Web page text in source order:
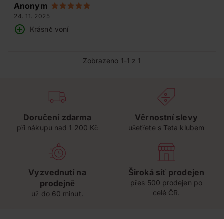
Anonym
24. 11. 2025
Krásně voní
Zobrazeno 1-1 z 1
Doručení zdarma
při nákupu nad 1 200 Kč
Věrnostní slevy
ušetřete s Teta klubem
Vyzvednutí na
prodejně
už do 60 minut.
Široká síť prodejen
přes 500 prodejen po
celé ČR.